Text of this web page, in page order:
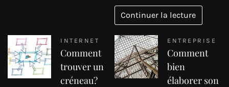
Continuer la lecture
INTERNET
Comment
trouver un
créneau?
ENTREPRISE
Comment
bien
élaborer son